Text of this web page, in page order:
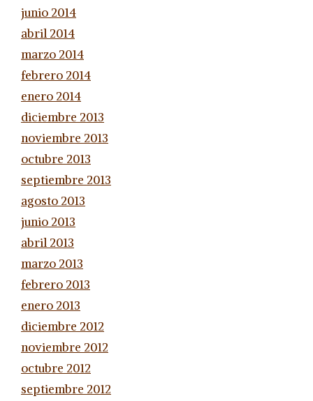
junio 2014
abril 2014
marzo 2014
febrero 2014
enero 2014
diciembre 2013
noviembre 2013
octubre 2013
septiembre 2013
agosto 2013
junio 2013
abril 2013
marzo 2013
febrero 2013
enero 2013
diciembre 2012
noviembre 2012
octubre 2012
septiembre 2012